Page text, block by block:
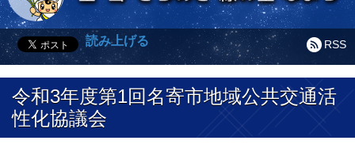
RSS
読み上げる
令和3年度第1回名寄市地域公共交通活
性化協議会